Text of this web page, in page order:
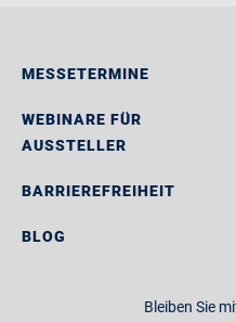
MESSETERMINE
WEBINARE FÜR
AUSSTELLER
BARRIEREFREIHEIT
BLOG
Bleiben Sie